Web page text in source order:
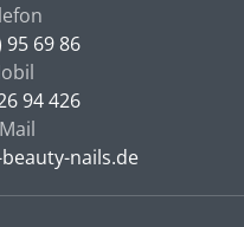
95 69 86
94 426
nails.de